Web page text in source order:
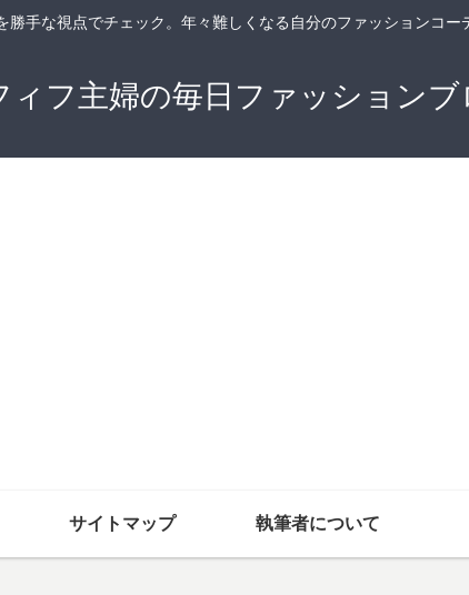
手な視点でチェック。年々難しくなる自分のファッションコ
ィフ主婦の毎日ファッションブ
サイトマップ 執筆者について